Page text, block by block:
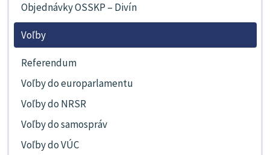
Objednávky OSSKP – Divín
Voľby
Referendum
Voľby do europarlamentu
Voľby do NRSR
Voľby do samospráv
Voľby do VÚC